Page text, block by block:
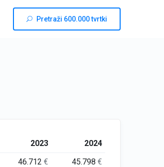
Pretraži 600.000 tvrtki
2023
2024
46.712€ 45.798€